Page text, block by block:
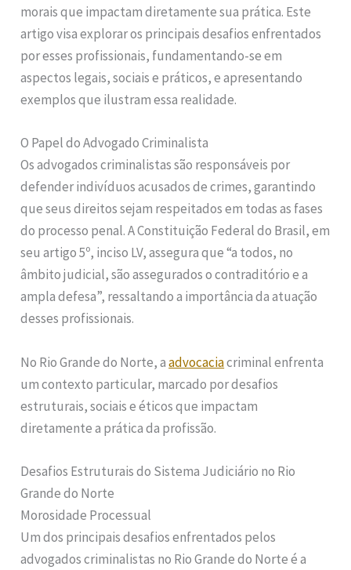
morais que impactam diretamente sua prática. Este
artigo visa explorar os principais desafios enfrentados
por esses profissionais, fundamentando-se em
aspectos legais, sociais e práticos, e apresentando
exemplos que ilustram essa realidade.
O Papel do Advogado Criminalista
Os advogados criminalistas são responsáveis por
defender indivíduos acusados de crimes, garantindo
que seus direitos sejam respeitados em todas as fases
do processo penal. A Constituição Federal do Brasil, em
seu artigo 5º, inciso LV, assegura que “a todos, no
âmbito judicial, são assegurados o contraditório e a
ampla defesa”, ressaltando a importância da atuação
desses profissionais.
No Rio Grande do Norte, aadvocaciacriminal enfrenta
um contexto particular, marcado por desafios
estruturais, sociais e éticos que impactam
diretamente a prática da profissão.
Desafios Estruturais do Sistema Judiciário no Rio
Grande do Norte
Morosidade Processual
Um dos principais desafios enfrentados pelos
advogados criminalistas no Rio Grande do Norte é a